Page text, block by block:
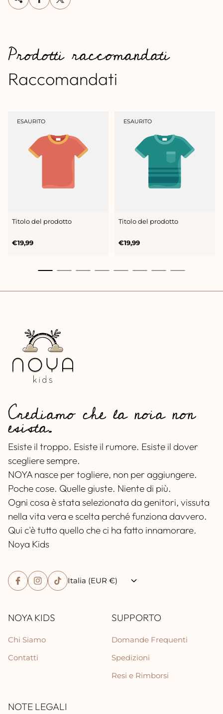
Prodotti raccomandati
Raccomandati
ETICHETTA
PRODOTTO:
ESAURITO
Titolo del prodotto
Prezzo
€19,99
ETICHETTA
PRODOTTO:
ESAURITO
Titolo del prodotto
Prezzo
€19,99
Crediamo che la noia non
esista.
Esiste il troppo. Esiste il rumore. Esiste il dover
scegliere sempre.
NOYA nasce per togliere, non per aggiungere.
Poche cose. Quelle giuste. Niente di più.
Ogni cosa è stata selezionata da genitori, vissuta
nella vita vera e scelta perché funziona davvero.
Qui c'è tutto quello che ci ha fatto innamorare.
Noya Kids
Italia (EUR €)
NOYA KIDS
Chi Siamo
Contatti
SUPPORTO
Domande Frequenti
Spedizioni
Resi e Rimborsi
NOTE LEGALI